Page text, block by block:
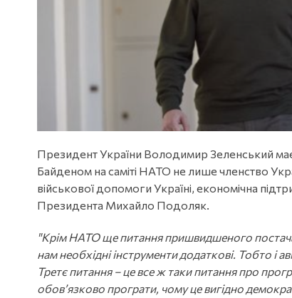
Президент України Володимир Зеленський
Байденом на саміті НАТО не лише членство
військової допомоги Україні, економічна
Президента Михайло Подоляк.
"Крім НАТО ще питання пришвидшеного
нам необхідні інструменти додаткові. Тобто і
Третє питання – це все ж таки питання про
обов’язково програти, чому це вигідно